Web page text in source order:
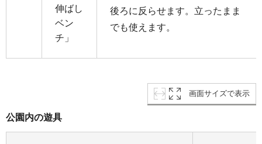
伸ばし
ベン
チ」
後ろに反らせます。立ったまま
でも使えます。
画面サイズで表示
公園内の遊具